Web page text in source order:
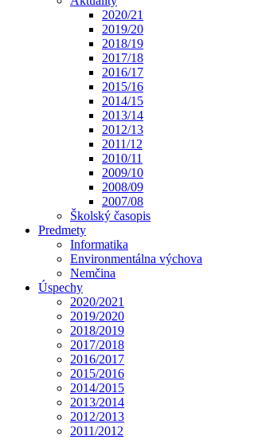
2020/21
2019/20
2018/19
2017/18
2016/17
2015/16
2014/15
2013/14
2012/13
2011/12
2010/11
2009/10
2008/09
2007/08
Školský časopis
Predmety
Informatika
Environmentálna výchova
Nemčina
Úspechy
2020/2021
2019/2020
2018/2019
2017/2018
2016/2017
2015/2016
2014/2015
2013/2014
2012/2013
2011/2012